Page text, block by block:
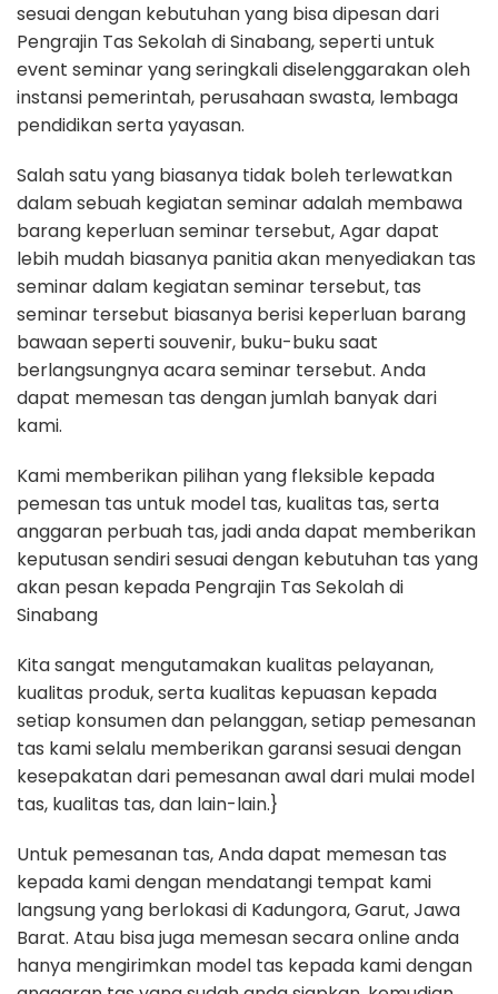
sesuai dengan kebutuhan yang bisa dipesan dari
Pengrajin Tas Sekolah di Sinabang, seperti untuk
event seminar yang seringkali diselenggarakan oleh
instansi pemerintah, perusahaan swasta, lembaga
pendidikan serta yayasan.
Salah satu yang biasanya tidak boleh terlewatkan
dalam sebuah kegiatan seminar adalah membawa
barang keperluan seminar tersebut, Agar dapat
lebih mudah biasanya panitia akan menyediakan tas
seminar dalam kegiatan seminar tersebut, tas
seminar tersebut biasanya berisi keperluan barang
bawaan seperti souvenir, buku-buku saat
berlangsungnya acara seminar tersebut. Anda
dapat memesan tas dengan jumlah banyak dari
kami.
Kami memberikan pilihan yang fleksible kepada
pemesan tas untuk model tas, kualitas tas, serta
anggaran perbuah tas, jadi anda dapat memberikan
keputusan sendiri sesuai dengan kebutuhan tas yang
akan pesan kepada Pengrajin Tas Sekolah di
Sinabang
Kita sangat mengutamakan kualitas pelayanan,
kualitas produk, serta kualitas kepuasan kepada
setiap konsumen dan pelanggan, setiap pemesanan
tas kami selalu memberikan garansi sesuai dengan
kesepakatan dari pemesanan awal dari mulai model
tas, kualitas tas, dan lain-lain.}
Untuk pemesanan tas, Anda dapat memesan tas
kepada kami dengan mendatangi tempat kami
langsung yang berlokasi di Kadungora, Garut, Jawa
Barat. Atau bisa juga memesan secara online anda
hanya mengirimkan model tas kepada kami dengan